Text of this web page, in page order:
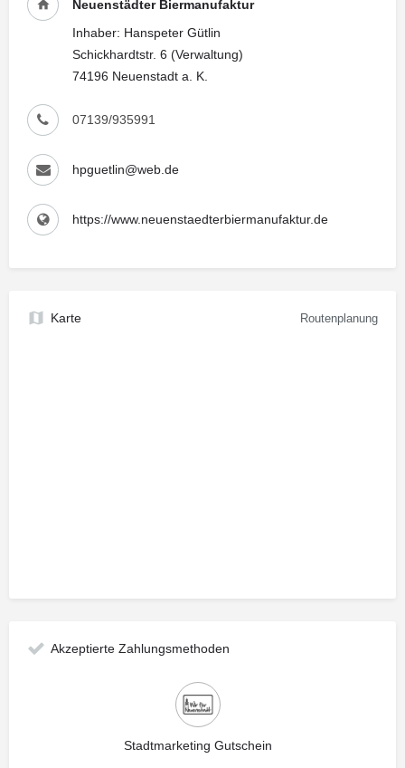
Neuenstädter Biermanufaktur
Inhaber: Hanspeter Gütlin
Schickhardtstr. 6 (Verwaltung)
74196 Neuenstadt a. K.
07139/935991
hpguetlin@web.de
https://www.neuenstaedterbiermanufaktur.de
Karte Routenplanung
Akzeptierte Zahlungsmethoden
Stadtmarketing Gutschein